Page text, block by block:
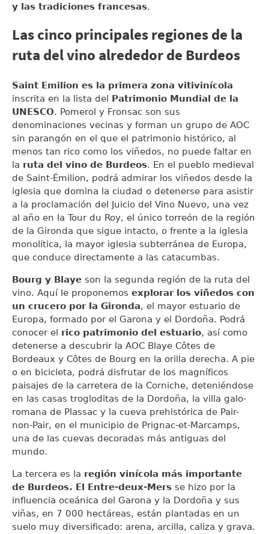
y las tradiciones francesas.
Las cinco principales regiones de la
ruta del vino alrededor de Burdeos
Saint Emilion es la primera zona vitivinícola
inscrita en la lista del Patrimonio Mundial de la
UNESCO. Pomerol y Fronsac son sus
denominaciones vecinas y forman un grupo de AOC
sin parangón en el que el patrimonio histórico, al
menos tan rico como los viñedos, no puede faltar en
la ruta del vino de Burdeos. En el pueblo medieval
de Saint-Émilion, podrá admirar los viñedos desde la
iglesia que domina la ciudad o detenerse para asistir
a la proclamación del Juicio del Vino Nuevo, una vez
al año en la Tour du Roy, el único torreón de la región
de la Gironda que sigue intacto, o frente a la iglesia
monolítica, la mayor iglesia subterránea de Europa,
que conduce directamente a las catacumbas.
Bourg y Blaye son la segunda región de la ruta del
vino. Aquí le proponemos explorar los viñedos con
un crucero por la Gironda, el mayor estuario de
Europa, formado por el Garona y el Dordoña. Podrá
conocer el rico patrimonio del estuario, así como
detenerse a descubrir la AOC Blaye Côtes de
Bordeaux y Côtes de Bourg en la orilla derecha. A pie
o en bicicleta, podrá disfrutar de los magníficos
paisajes de la carretera de la Corniche, deteniéndose
en las casas trogloditas de la Dordoña, la villa galo-
romana de Plassac y la cueva prehistórica de Pair-
non-Pair, en el municipio de Prignac-et-Marcamps,
una de las cuevas decoradas más antiguas del
mundo.
La tercera es la región vinícola más importante
de Burdeos. El Entre-deux-Mers se hizo por la
influencia oceánica del Garona y la Dordoña y sus
viñas, en 7 000 hectáreas, están plantadas en un
suelo muy diversificado: arena, arcilla, caliza y grava.